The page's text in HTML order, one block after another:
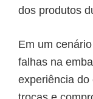
dos produtos
Em um
falhas na
experiência do